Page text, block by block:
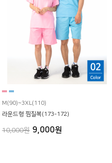
M(90)~3XL(110)
라운드형 찜질복(173-172)
10,000원 9,000원